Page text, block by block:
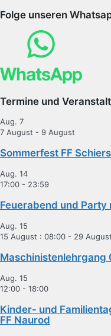
Folge unseren
Termine und
Aug. 7
7 August - 9 August
Sommerfest FF
Aug. 14
17:00 - 23:59
Feuerabend und Party
Aug. 15
15 August : 08:00 - 29
Maschinistenlehrgang
Aug. 15
12:00 - 18:00
Kinder- und
FF Naurod